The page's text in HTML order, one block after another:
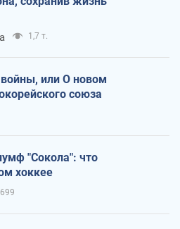
1,7 т.
или О новом
союза
"Сокола": что
хоккее
699